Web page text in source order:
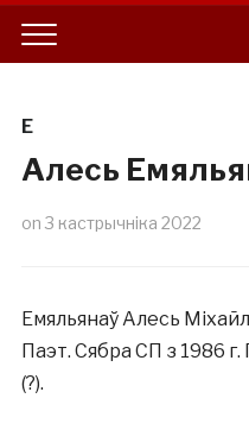
Е
Алесь
on 3 кастрычніка 2022
Емяльянаў Алесь
Паэт. Сябра СП з 1986
(?).